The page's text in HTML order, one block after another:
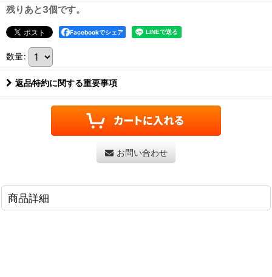
残りあと3個です。
Facebookでシェア
数量:
返品特約に関する重要事項
お問い合わせ
商品詳細